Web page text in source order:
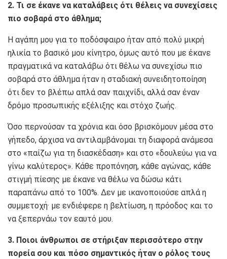
2. Τι σε έκανε να καταλάβεις ότι θέλεις να συνεχίσεις
πιο σοβαρά στο άθλημα;
Η αγάπη μου για το ποδόσφαιρο ήταν από πολύ μικρή
ηλικία το βασικό μου κίνητρο, όμως αυτό που με έκανε
πραγματικά να καταλάβω ότι θέλω να συνεχίσω πιο
σοβαρά στο άθλημα ήταν η σταδιακή συνειδητοποίηση
ότι δεν το βλέπω απλά σαν παιχνίδι, αλλά σαν έναν
δρόμο προσωπικής εξέλιξης και στόχο ζωής.
Όσο περνούσαν τα χρόνια και όσο βρισκόμουν μέσα στο
γήπεδο, άρχισα να αντιλαμβάνομαι τη διαφορά ανάμεσα
στο «παίζω για τη διασκέδαση» και στο «δουλεύω για να
γίνω καλύτερος». Κάθε προπόνηση, κάθε αγώνας, κάθε
στιγμή πίεσης με έκανε να θέλω να δώσω κάτι
παραπάνω από το 100%. Δεν με ικανοποιούσε απλά η
συμμετοχή· με ενδιέφερε η βελτίωση, η πρόοδος και το
να ξεπερνάω τον εαυτό μου.
3. Ποιοι άνθρωποι σε στήριξαν περισσότερο στην
πορεία σου και πόσο σημαντικός ήταν ο ρόλος τους